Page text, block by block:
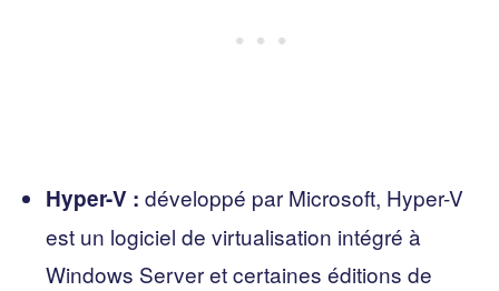
Hyper-V : développé par Microsoft, Hyper-V
est un logiciel de virtualisation intégré à
Windows Server et certaines éditions de